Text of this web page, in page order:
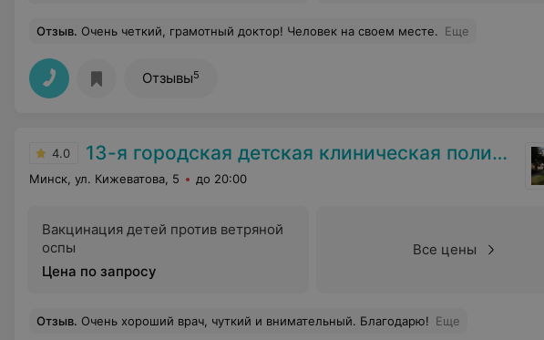
Отзыв. Очень четкий, грамотный доктор! Человек на своем месте. Еще
Отзывы5
4.0 13-я городская детская клиническая поликлиника
Минск, ул. Кижеватова, 5 до 20:00
Вакцинация детей против ветряной
оспы
Цена по запросу
Все цены
Отзыв. Очень хороший врач, чуткий и внимательный. Благодарю! Еще